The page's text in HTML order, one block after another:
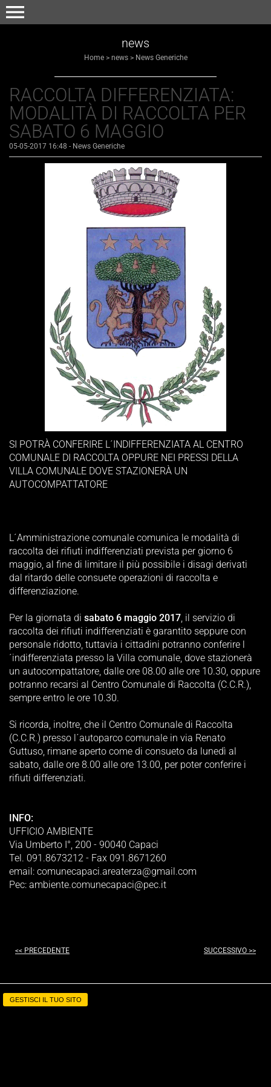
menu
news
Home> news> News Generiche
RACCOLTA DIFFERENZIATA:
MODALITÀ DI RACCOLTA PER
SABATO 6 MAGGIO
05-05-2017 16:48 - News Generiche
SI POTRÀ CONFERIRE L´INDIFFERENZIATA AL CENTRO
COMUNALE DI RACCOLTA OPPURE NEI PRESSI DELLA
VILLA COMUNALE DOVE STAZIONERÀ UN
AUTOCOMPATTATORE
L´Amministrazione comunale comunica le modalità di
raccolta dei rifiuti indifferenziati prevista per giorno 6
maggio, al fine di limitare il più possibile i disagi derivati
dal ritardo delle consuete operazioni di raccolta e
differenziazione.
Per la giornata di sabato 6 maggio 2017, il servizio di
raccolta dei rifiuti indifferenziati è garantito seppure con
personale ridotto, tuttavia i cittadini potranno conferire l
´indifferenziata presso la Villa comunale, dove stazionerà
un autocompattatore, dalle ore 08.00 alle ore 10.30, oppure
potranno recarsi al Centro Comunale di Raccolta (C.C.R.),
sempre entro le ore 10.30.
Si ricorda, inoltre, che il Centro Comunale di Raccolta
(C.C.R.) presso l´autoparco comunale in via Renato
Guttuso, rimane aperto come di consueto da lunedì al
sabato, dalle ore 8.00 alle ore 13.00, per poter conferire i
rifiuti differenziati.
INFO:
UFFICIO AMBIENTE
Via Umberto I°, 200 - 90040 Capaci
Tel. 091.8673212 - Fax 091.8671260
email: comunecapaci.areaterza@gmail.com
Pec: ambiente.comunecapaci@pec.it
<< PRECEDENTE SUCCESSIVO >>
GESTISCI IL TUO SITO